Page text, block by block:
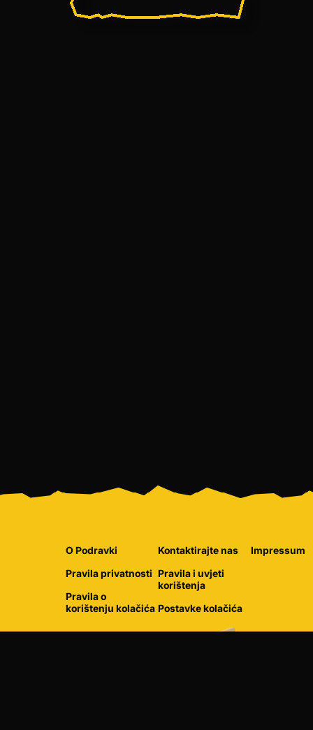
O Podravki
Pravila privatnosti
Pravila o
korištenju kolačića
Kontaktirajte nas
Pravila i uvjeti
korištenja
Postavke kolačića
Impressum